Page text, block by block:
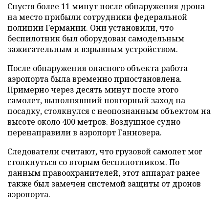
Спустя более 11 минут после обнаружения дрона
на место прибыли сотрудники федеральной
полиции Германии. Они установили, что
беспилотник был оборудован самодельным
зажигательным и взрывным устройством.
После обнаружения опасного объекта работа
аэропорта была временно приостановлена.
Примерно через десять минут после этого
самолет, выполнявший повторный заход на
посадку, столкнулся с неопознанным объектом на
высоте около 400 метров. Воздушное судно
перенаправили в аэропорт Ганновера.
Следователи считают, что грузовой самолет мог
столкнуться со вторым беспилотником. По
данным правоохранителей, этот аппарат ранее
также был замечен системой защиты от дронов
аэропорта.